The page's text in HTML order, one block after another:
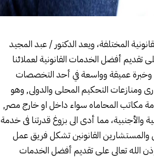
المختلفة، ويعد الدكتور / عبد المجيد
أفضل الخدمات القانونية لعملائنا
عميقة وواسعة في أحد التخصصات
ومنازعات التحكيم المحلى والدولى, وهو
مكاتب المحاماه سواء داخل او خارج مصر,
مما أدى الى بزوغ قدرتنا فى خدمة
والمستشارين القانونين تشكل فريق عمل
الله تعالى على تقديم أفضل الخدمات